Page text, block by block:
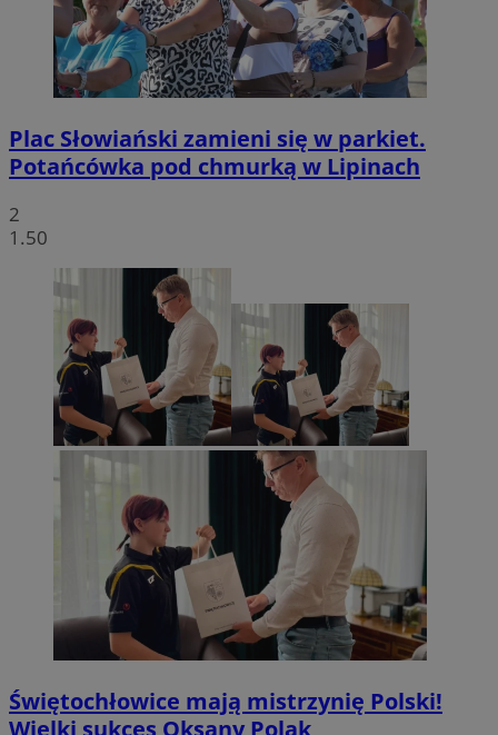
Plac Słowiański zamieni się w parkiet.
Potańcówka pod chmurką w Lipinach
2
1.50
Świętochłowice mają mistrzynię Polski!